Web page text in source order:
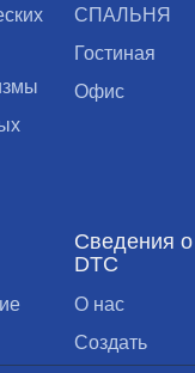
СПАЛЬНЯ
Гостиная
Офис
Сведения
DTC
О нас
Создать